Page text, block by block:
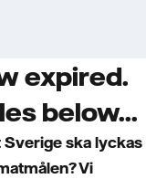
expired.
below...
ska lyckas
Vi